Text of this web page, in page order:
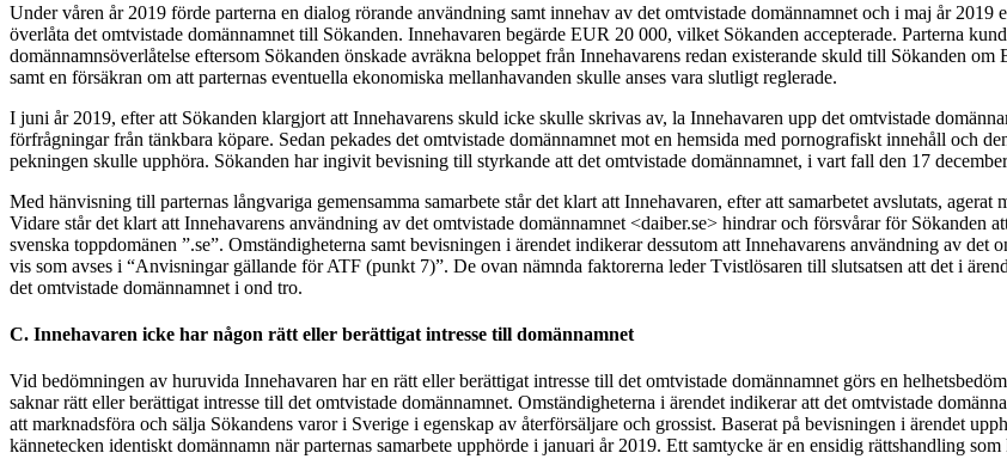
Under våren år 2019 förde parterna en dialog rörande användning samt innehav av det omtvistade domännamnet och i maj år
överlåta det omtvistade domännamnet till Sökanden. Innehavaren begärde EUR 20 000, vilket Sökanden accepterade. Parterna
domännamnsöverlåtelse eftersom Sökanden önskade avräkna beloppet från Innehavarens redan existerande skuld till Sökanden
samt en försäkran om att parternas eventuella ekonomiska mellanhavanden skulle anses vara slutligt reglerade.
I juni år 2019, efter att Sökanden klargjort att Innehavarens skuld icke skulle skrivas av, la Innehavaren upp det omtvistade
förfrågningar från tänkbara köpare. Sedan pekades det omtvistade domännamnet mot en hemsida med pornografiskt innehåll och
pekningen skulle upphöra. Sökanden har ingivit bevisning till styrkande att det omtvistade domännamnet, i vart fall den 17
Med hänvisning till parternas långvariga gemensamma samarbete står det klart att Innehavaren, efter att samarbetet avslutats,
Vidare står det klart att Innehavarens användning av det omtvistade domännamnet <daiber.se> hindrar och försvårar för Sökanden
svenska toppdomänen ”.se”. Omständigheterna samt bevisningen i ärendet indikerar dessutom att Innehavarens användning av det
vis som avses i “Anvisningar gällande för ATF (punkt 7)”. De ovan nämnda faktorerna leder Tvistlösaren till slutsatsen att det i
det omtvistade domännamnet i ond tro.
C. Innehavaren icke har någon rätt eller berättigat intresse till domännamnet
Vid bedömningen av huruvida Innehavaren har en rätt eller berättigat intresse till det omtvistade domännamnet görs en
saknar rätt eller berättigat intresse till det omtvistade domännamnet. Omständigheterna i ärendet indikerar att det omtvistade
att marknadsföra och sälja Sökandens varor i Sverige i egenskap av återförsäljare och grossist. Baserat på bevisningen i ärendet
kännetecken identiskt domännamn när parternas samarbete upphörde i januari år 2019. Ett samtycke är en ensidig rättshandling som